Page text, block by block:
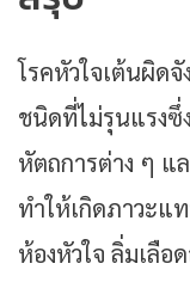
โรคหัวใจเต้นผิด
ชนิดที่ไม่รุนแรงซึ่
หัตถการต่าง ๆ แ
ทำให้เกิดภาวะแ
ห้องหัวใจ ลิ่มเลือ